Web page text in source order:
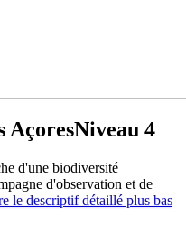
AçoresNiveau 4
d'une biodiversité
d'observation et de
le descriptif détaillé plus bas